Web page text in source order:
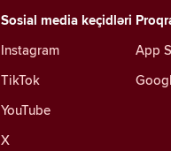
Sosial media keçidləri
Instagram
TikTok
YouTube
X
App